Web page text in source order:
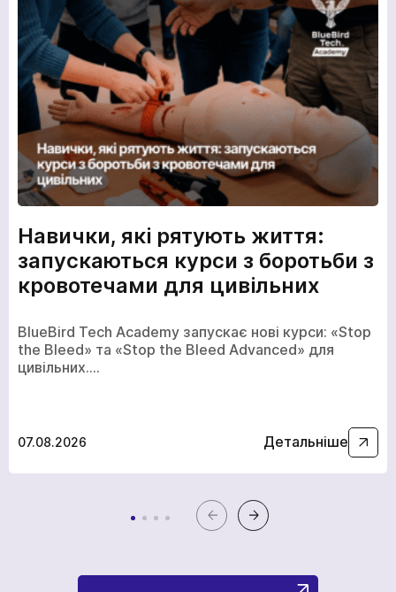
Навички, які рятують життя:
запускаються курси з боротьби з
кровотечами для цивільних
BlueBird Tech Academy запускає нові курси: «Stop
the Bleed» та «Stop the Bleed Advanced» для
цивільних.…
07.08.2026 Детальніше